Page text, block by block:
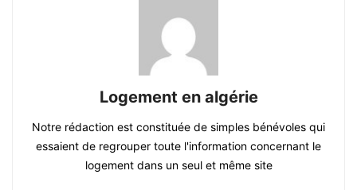
Logement en algérie
Notre rédaction est constituée de simples bénévoles qui
essaient de regrouper toute l'information concernant le
logement dans un seul et même site